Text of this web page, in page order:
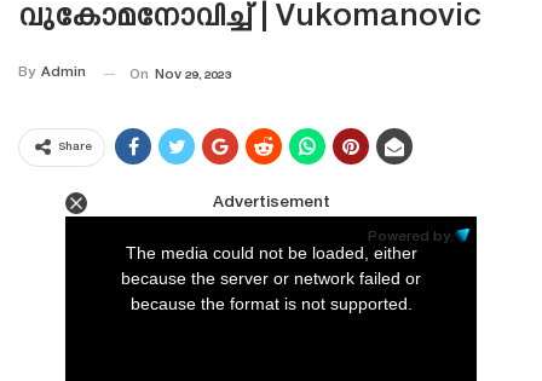
വുകോമനോവിച്ച് | Vukomanovic
By Admin On Nov 29, 2023
Share
Advertisement
Powered by:
The media could not be loaded, either
because the server or network failed or
because the format is not supported.